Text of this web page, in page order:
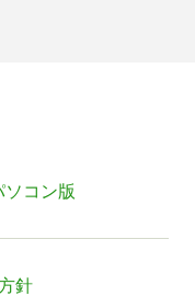
ソコン版
針